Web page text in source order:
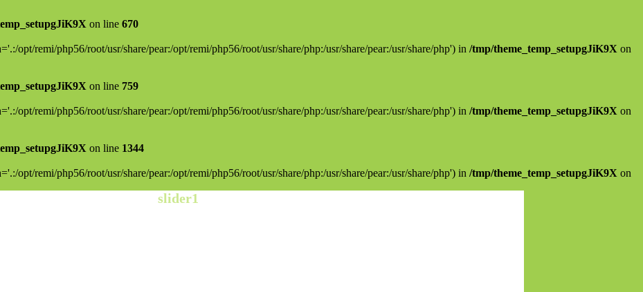
on line 670
opt/remi/php56/root/usr/share/pear:/opt/remi/php56/root/usr/share/php:/usr/share/pear:/usr/share/php') in /tmp/theme_temp_setupgJiK9X on
on line 759
opt/remi/php56/root/usr/share/pear:/opt/remi/php56/root/usr/share/php:/usr/share/pear:/usr/share/php') in /tmp/theme_temp_setupgJiK9X on
on line 1344
opt/remi/php56/root/usr/share/pear:/opt/remi/php56/root/usr/share/php:/usr/share/pear:/usr/share/php') in /tmp/theme_temp_setupgJiK9X on
slider1